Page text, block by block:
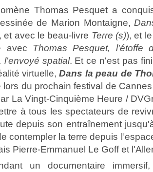
Thomas Pesquet a
de Marion Montaigne,
et avec le beau-livre Terre (s)), et
avec Thomas Pesquet, l'étoffe
l'envoyé spatial. Et ce n'est pas
virtuelle,Dans la peau de
lors du prochain festival de
La Vingt-Cinquième Heure /
à tous les spectateurs de
depuis son entraînement
contempler la terre depuis
Pierre-Emmanuel Le Goff et
un documentaire